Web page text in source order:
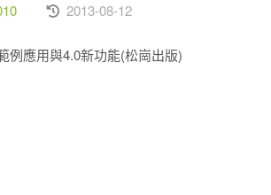
2013-08-12
例應用與4.0新功能(松崗出版)